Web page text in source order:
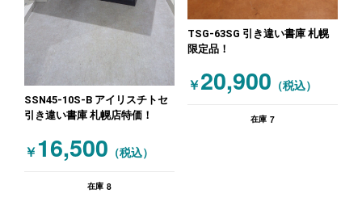
SSN45-10S-B アイリスチトセ
引き違い書庫 札幌店特価！
￥ 16,500 （税込）
在庫 8
TSG-63SG 引き違い書庫 札幌
限定品！
￥20,900 （税込）
在庫 7